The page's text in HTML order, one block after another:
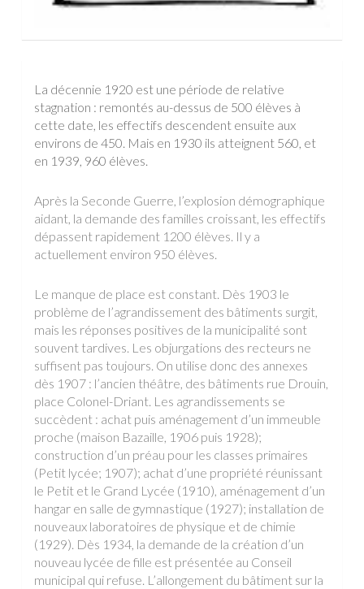
La décennie 1920 est une période de relative
stagnation : remontés au-dessus de 500 élèves à
cette date, les effectifs descendent ensuite aux
environs de 450. Mais en 1930 ils atteignent 560, et
en 1939, 960 élèves.
Après la Seconde Guerre, l’explosion démographique
aidant, la demande des familles croissant, les effectifs
dépassent rapidement 1200 élèves. Il y a
actuellement environ 950 élèves.
Le manque de place est constant. Dès 1903 le
problème de l’agrandissement des bâtiments surgit,
mais les réponses positives de la municipalité sont
souvent tardives. Les objurgations des recteurs ne
suffisent pas toujours. On utilise donc des annexes
dès 1907 : l’ancien théâtre, des bâtiments rue Drouin,
place Colonel-Driant. Les agrandissements se
succèdent : achat puis aménagement d’un immeuble
proche (maison Bazaille, 1906 puis 1928);
construction d’un préau pour les classes primaires
(Petit lycée; 1907); achat d’une propriété réunissant
le Petit et le Grand Lycée (1910), aménagement d’un
hangar en salle de gymnastique (1927); installation de
nouveaux laboratoires de physique et de chimie
(1929). Dès 1934, la demande de la création d’un
nouveau lycée de fille est présentée au Conseil
municipal qui refuse. L’allongement du bâtiment sur la